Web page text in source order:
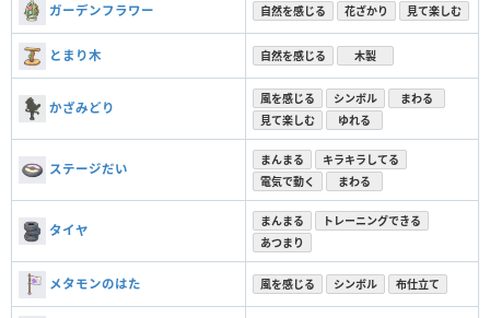
ガーデンフラワー 自然を感じる 花ざかり 見て楽しむ
とまり木 自然を感じる 木製
かざみどり
風を感じる シンボル
まわる
見て楽しむ
ゆれる
ステージだい
まんまる
キラキラしてる
電気で動く
まわる
タイヤ
まんまる
トレーニングできる
あつまり
メタモンのはた 風を感じる シンボル 布仕立て